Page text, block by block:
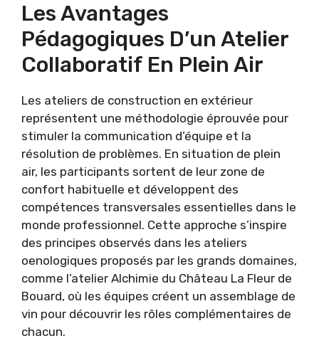
Les Avantages
Pédagogiques D’un Atelier
Collaboratif En Plein Air
Les ateliers de construction en extérieur
représentent une méthodologie éprouvée pour
stimuler la communication d’équipe et la
résolution de problèmes. En situation de plein
air, les participants sortent de leur zone de
confort habituelle et développent des
compétences transversales essentielles dans le
monde professionnel. Cette approche s’inspire
des principes observés dans les ateliers
oenologiques proposés par les grands domaines,
comme l’atelier Alchimie du Château La Fleur de
Bouard, où les équipes créent un assemblage de
vin pour découvrir les rôles complémentaires de
chacun.